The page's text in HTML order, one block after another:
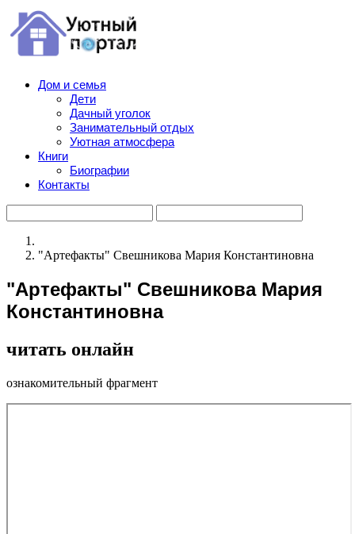
Дом и семья
Дети
Дачный уголок
Занимательный отдых
Уютная атмосфера
Книги
Биографии
Контакты
"Артефакты" Свешникова Мария Константиновна
"Артефакты" Свешникова Мария
Константиновна
читать онлайн
ознакомительный фрагмент